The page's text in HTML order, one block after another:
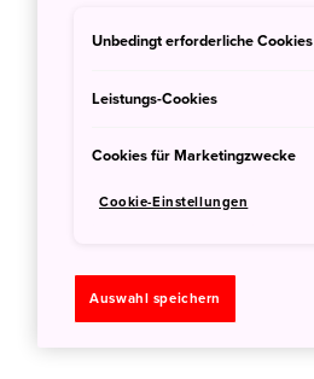
Unbedingt erforderliche Cookies
Leistungs-Cookies
Cookies für Marketingzwecke
Cookie-Einstellungen
Auswahl speichern